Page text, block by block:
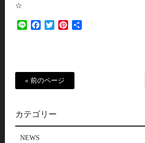
☆
Line FacebookTwitterPinterest
« 前のページ
カテゴリー
NEWS